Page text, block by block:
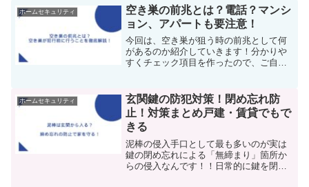
ないですよね。今回は、そんなホームセ
キュリティがなぜ必要なの...
ホームセキュリティ
空き巣の前兆とは？電話？マンシ
ョン、アパートも要注意！
今回は、空き巣が狙う時の前兆として何
があるのか紹介していきます！分かりや
すくチェック項目を作ったので、ご自分
うな家についてもご紹介しますので、ご
覧ください！空き巣に狙わ...
ホームセキュリティ
玄関鍵の防犯対策！閉め忘れ防
止！対策まとめ戸建・賃貸でもで
きる
泥棒の侵入手口として最も多いのが実は
鍵の閉め忘れによる「無締まり」箇所か
らの侵入なんです！！日常的に鍵を閉め